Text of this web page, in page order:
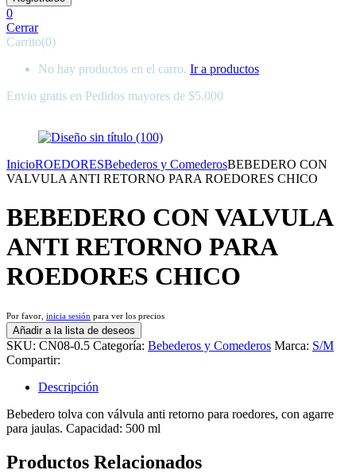
0
Cerrar
Carrito(0)
No hay productos en el carro. Ir a productos
Envio gratis en Pedidos mayores de $5.000
InicioROEDORESBebederos y ComederosBEBEDERO CON
VALVULA ANTI RETORNO PARA ROEDORES CHICO
BEBEDERO CON VALVULA
ANTI RETORNO PARA
ROEDORES CHICO
Por favor, inicia sesión para ver los precios
Añadir a la lista de deseos
SKU: CN08-0.5 Categoría: Bebederos y Comederos Marca: S/M
Compartir:
Descripción
Bebedero tolva con válvula anti retorno para roedores, con agarre
para jaulas. Capacidad: 500 ml
Productos Relacionados